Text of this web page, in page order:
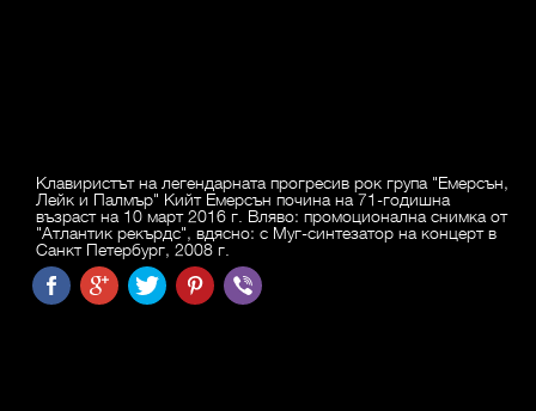
Клавиристът на легендарната прогресив рок група "Емерсън,
Лейк и Палмър" Кийт Емерсън почина на 71-годишна
възраст на 10 март 2016 г. Вляво: промоционална снимка от
"Атлантик рекърдс", вдясно: с Муг-синтезатор на концерт в
Санкт Петербург, 2008 г.